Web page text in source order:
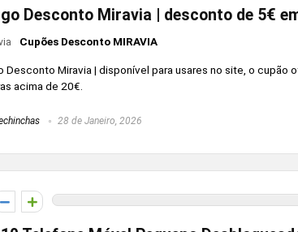
Desconto Miravia | desconto de 5€
Cupões Desconto MIRAVIA
Desconto Miravia | disponível para usares no site, o cupão
acima de 20€.
28 de Janeiro, 2026